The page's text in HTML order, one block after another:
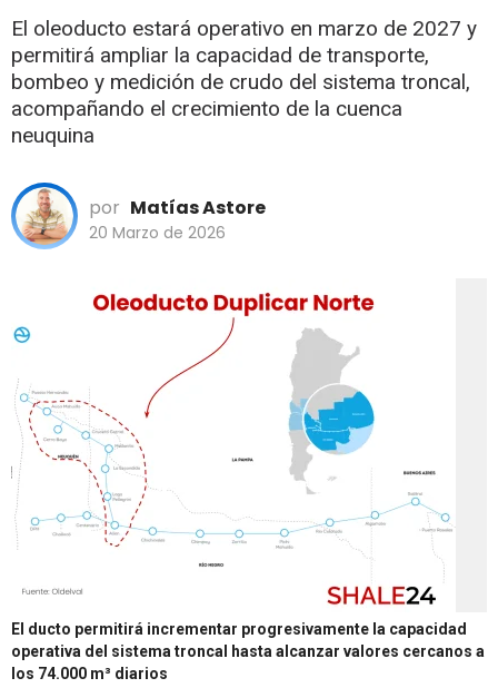
El oleoducto estará operativo en marzo de 2027 y
permitirá ampliar la capacidad de transporte,
bombeo y medición de crudo del sistema troncal,
acompañando el crecimiento de la cuenca
neuquina
por Matías Astore
20 Marzo de 2026
El ducto permitirá incrementar progresivamente la capacidad
operativa del sistema troncal hasta alcanzar valores cercanos a
los 74.000 m³ diarios